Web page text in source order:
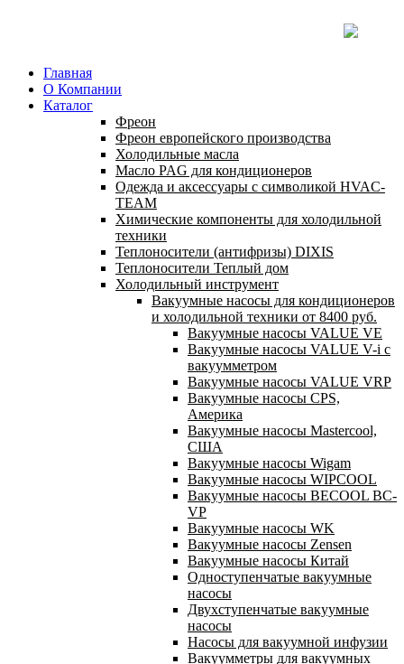
Главная
О Компании
Каталог
Фреон
Фреон европейского производства
Холодильные масла
Масло PAG для кондиционеров
Одежда и аксессуары с символикой HVAC-
TEAM
Химические компоненты для холодильной
техники
Теплоносители (антифризы) DIXIS
Теплоносители Теплый дом
Холодильный инструмент
Вакуумные насосы для кондиционеров
и холодильной техники от 8400 руб.
Вакуумные насосы VALUE VE
Вакуумные насосы VALUE V-i с
вакуумметром
Вакуумные насосы VALUE VRP
Вакуумные насосы CPS,
Америка
Вакуумные насосы Mastercool,
США
Вакуумные насосы Wigam
Вакуумные насосы WIPCOOL
Вакуумные насосы BECOOL BC-
VP
Вакуумные насосы WK
Вакуумные насосы Zensen
Вакуумные насосы Китай
Одноступенчатые вакуумные
насосы
Двухступенчатые вакуумные
насосы
Насосы для вакуумной инфузии
Вакуумметры для вакуумных